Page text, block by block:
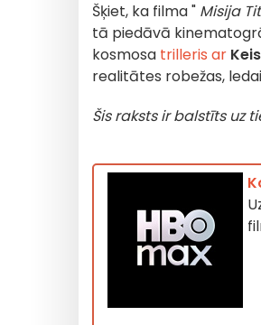
Šķiet, ka filma " Misija
tā piedāvā
kosmosa trilleris ar
realitātes robežas,
Šis raksts ir balstīts uz